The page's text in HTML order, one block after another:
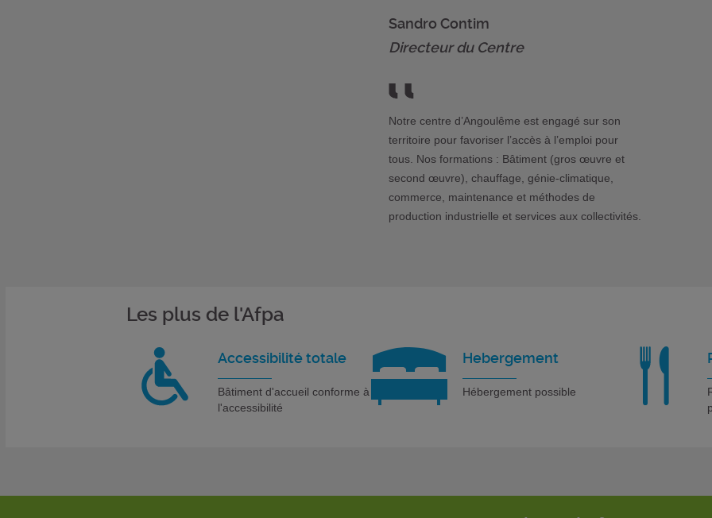
Sandro Contim
Directeur du Centre
Notre centre d’Angoulême est engagé sur son
territoire pour favoriser l’accès à l’emploi pour
tous. Nos formations : Bâtiment (gros œuvre et
second œuvre), chauffage, génie-climatique,
commerce, maintenance et méthodes de
production industrielle et services aux collectivités.
Les plus de l'Afpa
Accessibilité totale
Bâtiment d'accueil conforme à
l'accessibilité
Hebergement
Hébergement possible